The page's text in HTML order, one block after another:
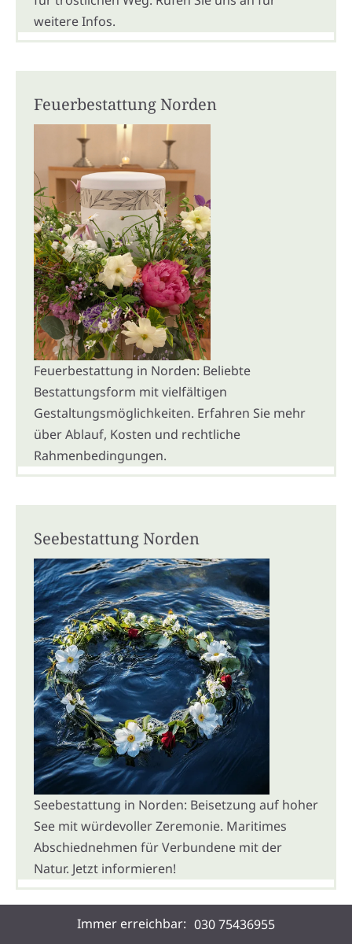
weitere Infos.
Feuerbestattung Norden
Feuerbestattung in Norden: Beliebte
Bestattungsform mit vielfältigen
Gestaltungsmöglichkeiten. Erfahren Sie mehr
über Ablauf, Kosten und rechtliche
Rahmenbedingungen.
Seebestattung Norden
Seebestattung in Norden: Beisetzung auf hoher
See mit würdevoller Zeremonie. Maritimes
Abschiednehmen für Verbundene mit der
Natur. Jetzt informieren!
Immer erreichbar: 030 75436955